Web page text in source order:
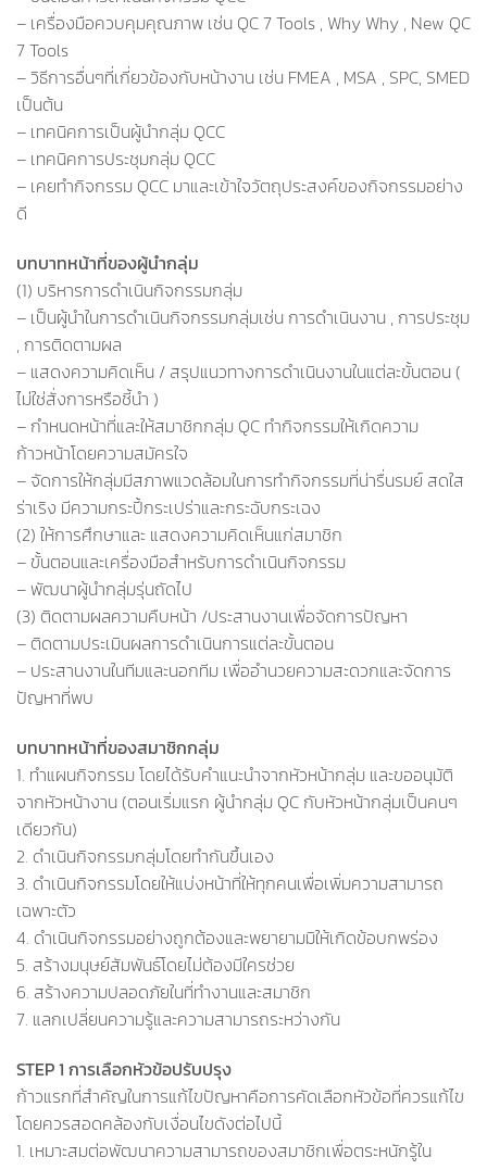
– เครื่องมือควบคุมคุณภาพ เช่น QC 7 Tools , Why Why , New QC
7 Tools
– วิธีการอื่นๆที่เกี่ยวข้องกับหน้างาน เช่น FMEA , MSA , SPC, SMED
เป็นต้น
– เทคนิคการเป็นผู้นำกลุ่ม QCC
– เทคนิคการประชุมกลุ่ม QCC
– เคยทำกิจกรรม QCC มาและเข้าใจวัตถุประสงค์ของกิจกรรมอย่าง
ดี
บทบาทหน้าที่ของผู้นำกลุ่ม
(1) บริหารการดำเนินกิจกรรมกลุ่ม
– เป็นผู้นำในการดำเนินกิจกรรมกลุ่มเช่น การดำเนินงาน , การประชุม
, การติดตามผล
– แสดงความคิดเห็น / สรุปแนวทางการดำเนินงานในแต่ละขั้นตอน (
ไม่ใช่สั่งการหรือชี้นำ )
– กำหนดหน้าที่และให้สมาชิกกลุ่ม QC ทำกิจกรรมให้เกิดความ
ก้าวหน้าโดยความสมัครใจ
– จัดการให้กลุ่มมีสภาพแวดล้อมในการทำกิจกรรมที่น่ารื่นรมย์ สดใส
ร่าเริง มีความกระปี้กระเปร่าและกระฉับกระเฉง
(2) ให้การศึกษาและ แสดงความคิดเห็นแก่สมาชิก
– ขั้นตอนและเครื่องมือสำหรับการดำเนินกิจกรรม
– พัฒนาผู้นำกลุ่มรุ่นถัดไป
(3) ติดตามผลความคืบหน้า /ประสานงานเพื่อจัดการปัญหา
– ติดตามประเมินผลการดำเนินการแต่ละขั้นตอน
– ประสานงานในทีมและนอกทีม เพื่ออำนวยความสะดวกและจัดการ
ปัญหาที่พบ
บทบาทหน้าที่ของสมาชิกกลุ่ม
1. ทำแผนกิจกรรม โดยได้รับคำแนะนำจากหัวหน้ากลุ่ม และขออนุมัติ
จากหัวหน้างาน (ตอนเริ่มแรก ผู้นำกลุ่ม QC กับหัวหน้ากลุ่มเป็นคนๆ
เดียวกัน)
2. ดำเนินกิจกรรมกลุ่มโดยทำกันขึ้นเอง
3. ดำเนินกิจกรรมโดยให้แบ่งหน้าที่ให้ทุกคนเพื่อเพิ่มความสามารถ
เฉพาะตัว
4. ดำเนินกิจกรรมอย่างถูกต้องและพยายามมิให้เกิดข้อบกพร่อง
5. สร้างมนุษย์สัมพันธ์โดยไม่ต้องมีใครช่วย
6. สร้างความปลอดภัยในที่ทำงานและสมาชิก
7. แลกเปลี่ยนความรู้และความสามารถระหว่างกัน
STEP 1 การเลือกหัวข้อปรับปรุง
ก้าวแรกที่สำคัญในการแก้ไขปัญหาคือการคัดเลือกหัวข้อที่ควรแก้ไข
โดยควรสอดคล้องกับเงื่อนไขดังต่อไปนี้
1. เหมาะสมต่อพัฒนาความสามารถของสมาชิกเพื่อตระหนักรู้ใน